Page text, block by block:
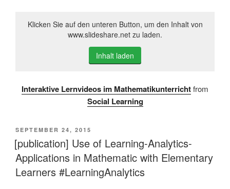
Klicken Sie auf den unteren Button, um den Inhalt von
www.slideshare.net zu laden.
Inhalt laden
Interaktive Lernvideos im Mathematikunterrichtfrom
Social Learning
VERÖFFENTLICHT
AM
SEPTEMBER 24, 2015
[publication] Use of Learning-Analytics-
Applications in Mathematic with Elementary
Learners #LearningAnalytics